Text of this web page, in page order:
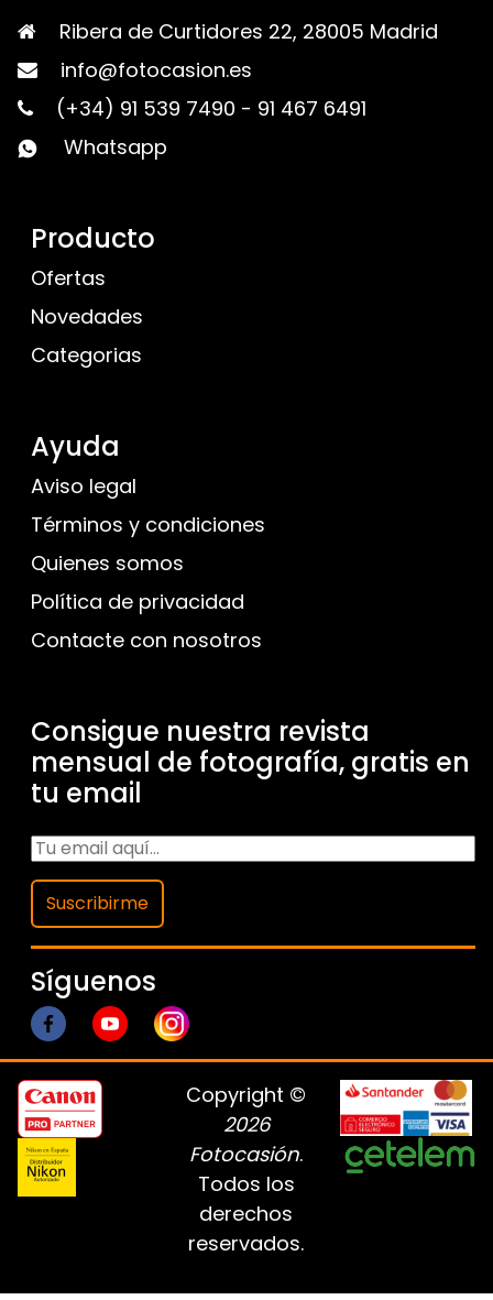
Ribera de Curtidores 22, 28005 Madrid
info@fotocasion.es
(+34) 91 539 7490 - 91 467 6491
Whatsapp
Producto
Ofertas
Novedades
Categorias
Ayuda
Aviso legal
Términos y condiciones
Quienes somos
Política de privacidad
Contacte con nosotros
Consigue nuestra revista
mensual de fotografía, gratis en
tu email
Suscribirme
Síguenos
Copyright ©
2026
Fotocasión.
Todos los
derechos
reservados.